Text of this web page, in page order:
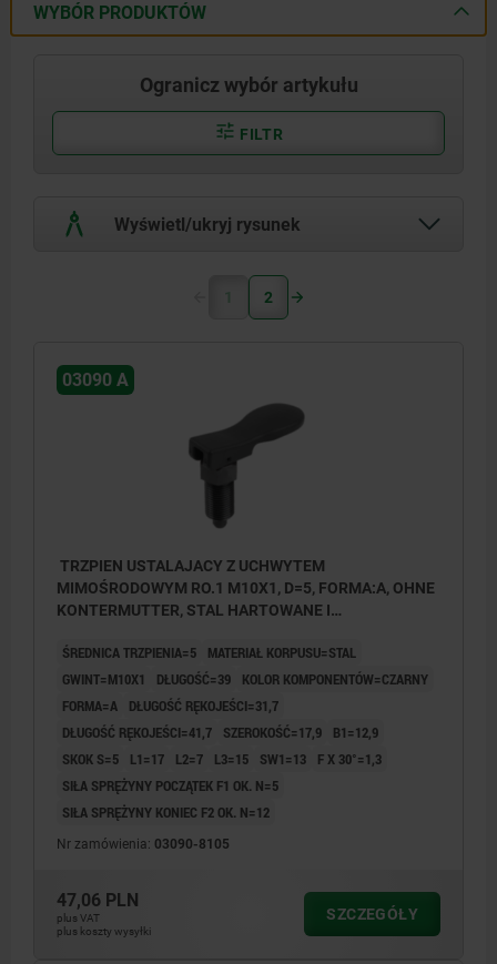
WYBÓR PRODUKTÓW
Ogranicz wybór artykułu
FILTR
Wyświetl/ukryj rysunek
1 2
03090 A
TRZPIEN USTALAJACY Z UCHWYTEM
MIMOŚRODOWYM RO.1 M10X1, D=5, FORMA:A, OHNE
KONTERMUTTER, STAL HARTOWANE I
ŚREDNICA TRZPIENIA=5
MATERIAŁ KORPUSU=STAL
GWINT=M10X1
DŁUGOŚĆ=39
KOLOR KOMPONENTÓW=CZARNY
FORMA=A
DŁUGOŚĆ RĘKOJEŚCI=31,7
DŁUGOŚĆ RĘKOJEŚCI=41,7
SZEROKOŚĆ=17,9
B1=12,9
SKOK S=5
L1=17 L2=7 L3=15 SW1=13
F X 30°=1,3
SIŁA SPRĘŻYNY POCZĄTEK F1 OK. N=5
SIŁA SPRĘŻYNY KONIEC F2 OK. N=12
Nr zamówienia: 03090-8105
47,06 PLN
plus VAT
plus koszty wysyłki
SZCZEGÓŁY